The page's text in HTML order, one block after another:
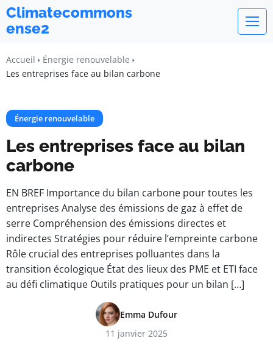
Climatecommons
ense2
Accueil
Énergie renouvelable
Les entreprises face au bilan carbone
Énergie renouvelable
Les entreprises face au bilan
carbone
EN BREF Importance du bilan carbone pour toutes les
entreprises Analyse des émissions de gaz à effet de
serre Compréhension des émissions directes et
indirectes Stratégies pour réduire l’empreinte carbone
Rôle crucial des entreprises polluantes dans la
transition écologique État des lieux des PME et ETI face
au défi climatique Outils pratiques pour un bilan […]
Emma Dufour
11 janvier 2025